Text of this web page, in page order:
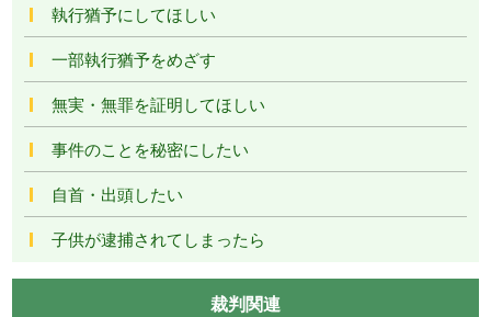
執行猶予にしてほしい
一部執行猶予をめざす
無実・無罪を証明してほしい
事件のことを秘密にしたい
自首・出頭したい
子供が逮捕されてしまったら
裁判関連